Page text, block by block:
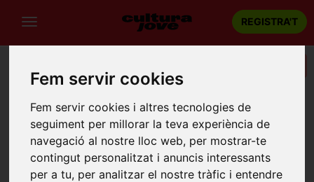
Fem servir cookies
Fem servir cookies i altres tecnologies de
seguiment per millorar la teva experiència de
navegació al nostre lloc web, per mostrar-te
contingut personalitzat i anuncis interessants
per a tu, per analitzar el nostre tràfic i entendre
REGISTRA'T
PISTA DE BÀSQUET
Siurana (Girona)
Siurana